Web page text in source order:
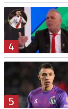
4
5